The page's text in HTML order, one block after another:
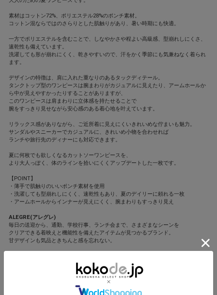
素材はコットン72%、ポリエステル28%のポンチ素材。
コットン混ならではのさらりとした肌触りがあり、暑い時期にも快適。
一方でポリエステルを含むことで、しなやかさや程よい高級感、型崩れしにくさ、
速乾性も備えています。
洗濯しても形が崩れにくく、乾きやすいので、汗をかく季節にも気兼ねなく着られ
ます。
デザインの特徴は、肩に入れた重なりのあるタックディテール。
タンクトップ型のワンピースは腕まわりがカジュアルに見えたり、アームホールか
ら中が見えやすかったりすることがありますが、
このワンピースは肩まわりに立体感を持たせることで
腕をすっきり見せながら安心感のある着心地を叶えています。
リラックス感がありながら、ご近所着に見えにくいきれいめな佇まいも魅力。
サンダルやスニーカーでカジュアルに、きれいめ小物を合わせれば
ランチや旅行先のディナーにも対応できます。
夏に何枚でも欲しくなるカットソーワンピースを、
より大人っぽく、体のラインを拾いにくくアップデートした一枚です。
【POINT】
・薄手で肌触りのいいポンチ素材を使用
・洗濯しても型崩れしにくく、速乾性もあり、夏のデイリーに頼れる一枚
・アームホールからインナーが見えにくく、腕まわりもすっきり見え
ALEGRE(アレグレ)
毎日の送迎から、通勤、学校行事、ランチ会まで、さまざまなシーンを
クリアできる着映えと機能性を備えたアイテムが見つかるブランド。
甘デザインも気品ときちんと感を忘れない。
スタイリング/平沼洋美 ヘア・メーク/福川雅顕
閉じる